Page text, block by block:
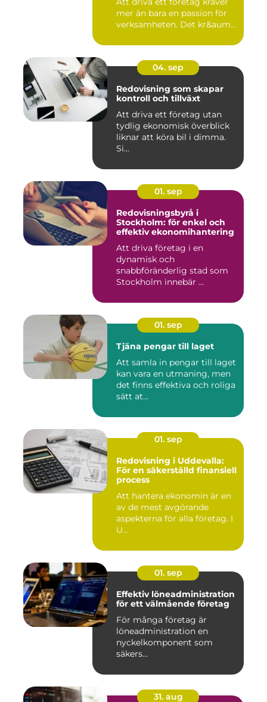
mer än bara en passion för
verksamheten. Det kr&aum...
04. sep
Redovisning som skapar
kontroll och tillväxt
Att driva ett företag utan
tydlig ekonomisk överblick
liknar att köra bil i dimma.
Si...
01. sep
Redovisningsbyrå i
Stockholm: för enkel och
effektiv ekonomihantering
Att driva företag i en
dynamisk och
snabbföränderlig stad som
Stockholm innebär ...
01. sep
Tjäna pengar till laget
Att samla in pengar till laget
kan vara en utmaning, men
det finns effektiva och roliga
sätt at...
01. sep
Redovisning i Uddevalla:
För en säkerställd finansiell
process
Att hantera ekonomin är en
av de mest avgörande
aspekterna för alla företag. I
U...
01. sep
Effektiv löneadministration
för ett välmående företag
För många företag är
löneadministration en
nyckelkomponent som
säkers...
31. aug